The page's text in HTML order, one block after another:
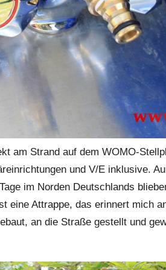
am Strand auf dem WOMO-
und V/E inklusive.
im Norden Deutschlands
eine Attrappe, das erinnert mich
an die Straße gestellt und